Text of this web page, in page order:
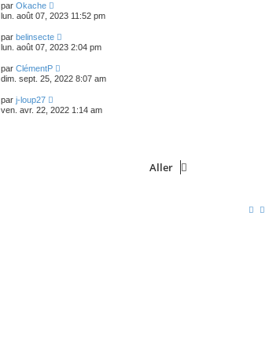
par Okache
lun. août 07, 2023 11:52 pm
par belinsecte
lun. août 07, 2023 2:04 pm
par ClémentP
dim. sept. 25, 2022 8:07 am
par j-loup27
ven. avr. 22, 2022 1:14 am
Aller